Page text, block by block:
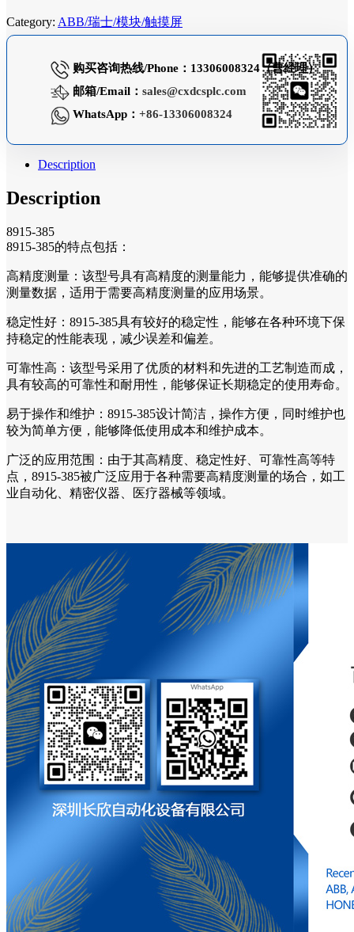
Category: ABB/瑞士/模块/触摸屏
购买咨询热线/Phone：13306008324（曹经理）
邮箱/Email： sales@cxdcsplc.com
WhatsApp： +86-13306008324
Description
Description
8915-385
8915-385的特点包括：
高精度测量：该型号具有高精度的测量能力，能够提供准确的
测量数据，适用于需要高精度测量的应用场景。
稳定性好：8915-385具有较好的稳定性，能够在各种环境下保
持稳定的性能表现，减少误差和偏差。
可靠性高：该型号采用了优质的材料和先进的工艺制造而成，
具有较高的可靠性和耐用性，能够保证长期稳定的使用寿命。
易于操作和维护：8915-385设计简洁，操作方便，同时维护也
较为简单方便，能够降低使用成本和维护成本。
广泛的应用范围：由于其高精度、稳定性好、可靠性高等特
点，8915-385被广泛应用于各种需要高精度测量的场合，如工
业自动化、精密仪器、医疗器械等领域。